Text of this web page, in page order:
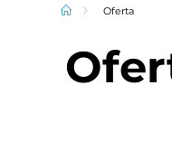
Oferta